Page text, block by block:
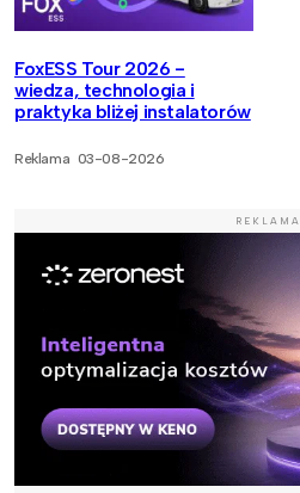
FoxESS Tour 2026 -
wiedza, technologia i
praktyka bliżej instalatorów
Reklama 03-08-2026
REKLAMA